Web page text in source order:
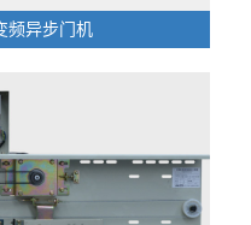
频异步门机